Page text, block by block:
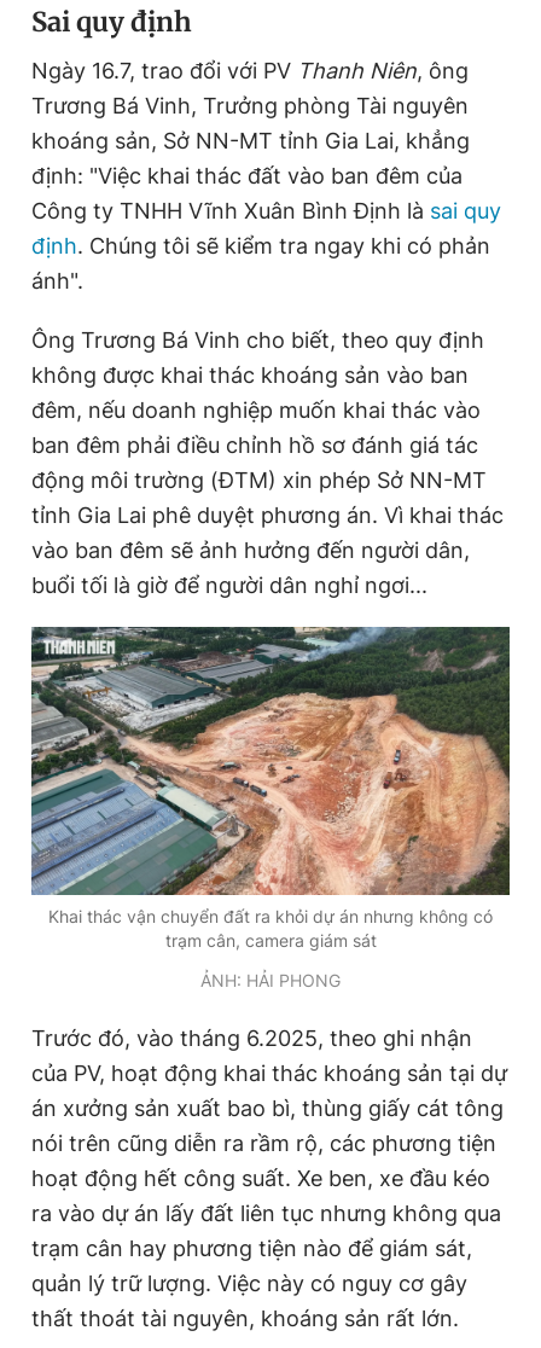
Sai quy định
Ngày 16.7, trao đổi với PV Thanh Niên, ông
Trương Bá Vinh, Trưởng phòng Tài nguyên
khoáng sản, Sở NN-MT tỉnh Gia Lai, khẳng
định: "Việc khai thác đất vào ban đêm của
Công ty TNHH Vĩnh Xuân Bình Định là sai quy
định. Chúng tôi sẽ kiểm tra ngay khi có phản
ánh".
Ông Trương Bá Vinh cho biết, theo quy định
không được khai thác khoáng sản vào ban
đêm, nếu doanh nghiệp muốn khai thác vào
ban đêm phải điều chỉnh hồ sơ đánh giá tác
động môi trường (ĐTM) xin phép Sở NN-MT
tỉnh Gia Lai phê duyệt phương án. Vì khai thác
vào ban đêm sẽ ảnh hưởng đến người dân,
buổi tối là giờ để người dân nghỉ ngơi...
Khai thác vận chuyển đất ra khỏi dự án nhưng không có
trạm cân, camera giám sát
ẢNH: HẢI PHONG
Trước đó, vào tháng 6.2025, theo ghi nhận
của PV, hoạt động khai thác khoáng sản tại dự
án xưởng sản xuất bao bì, thùng giấy cát tông
nói trên cũng diễn ra rầm rộ, các phương tiện
hoạt động hết công suất. Xe ben, xe đầu kéo
ra vào dự án lấy đất liên tục nhưng không qua
trạm cân hay phương tiện nào để giám sát,
quản lý trữ lượng. Việc này có nguy cơ gây
thất thoát tài nguyên, khoáng sản rất lớn.